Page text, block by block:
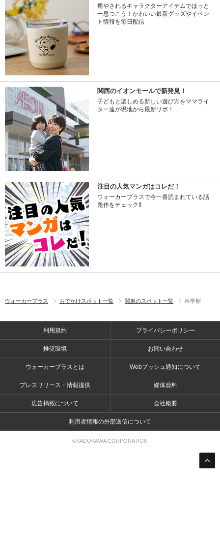
癒やされるキャラクターアイテムでほっと
一息つこう！かわいい最新グッズやイベン
ト情報を毎日配信
関西のイオンモールで新発見！
子どもと楽しめる新しい遊び方をママライ
ター達が現地から最新リポ！
注目の人気マンガはコレだ！
ウォーカープラスで今一番読まれている話
題作をチェック!!
ウォーカープラス おでかけスポット一覧 関東のスポット一覧 科学館
利用規約 プライバシーポリシー
推奨環境 お問い合わせ
ウォーカープラスとは Webプッシュ通知について
プレスリリース・情報提供 媒体資料
広告掲載について 会社概要
利用者情報の外部送信について
©KADOKAWA CORPORATION